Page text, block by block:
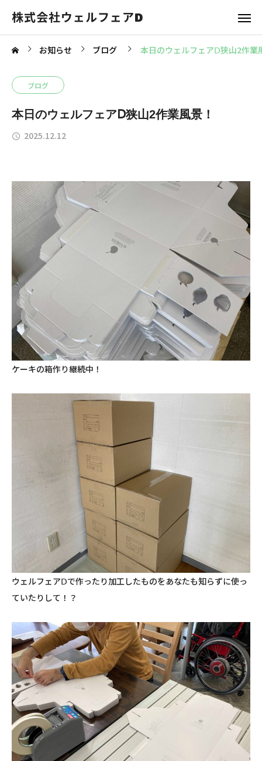
株式会社ウェルフェアD
お知らせ ブログ 本日のウェルフェアⅮ狭山2作業
ブログ
本日のウェルフェアⅮ狭山2作業風景！
2025.12.12
ケーキの箱作り継続中！
ウェルフェアⅮで作ったり加工したものをあなたも知らずに使っ
ていたりして！？